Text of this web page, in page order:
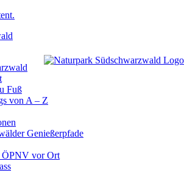
Fuß
von A – Z
Genießerpfade
ÖPNV vor Ort